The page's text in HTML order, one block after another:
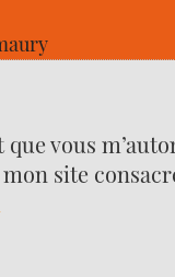
que vous
site